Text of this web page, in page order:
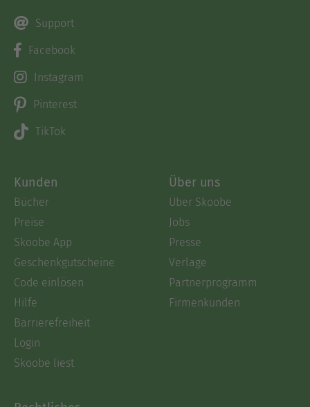
Support
Facebook
Instagram
Pinterest
TikTok
Kunden
Bücher
Preise
Skoobe App
Geschenkgutscheine
Code einlösen
Hilfe
Barrierefreiheit
Login
Skoobe liest
Über uns
Über Skoobe
Jobs
Presse
Verlage
Partnerprogramm
Firmenkunden